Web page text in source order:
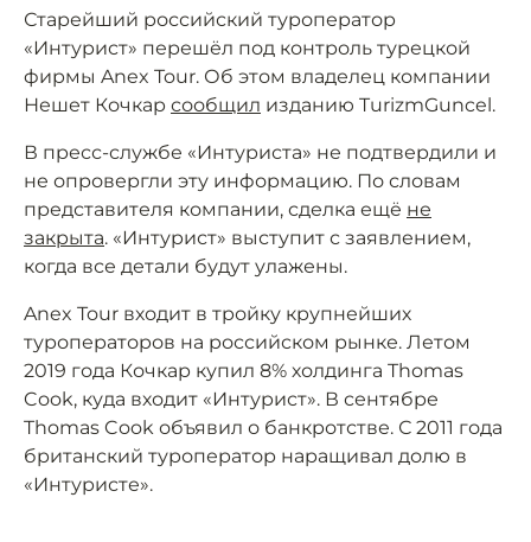
Старейший российский туроператор
«Интурист» перешёл под контроль турецкой
фирмы Anex Tour. Об этом владелец компании
Нешет Кочкар сообщил изданию TurizmGuncel.
В пресс-службе «Интуриста» не подтвердили и
не опровергли эту информацию. По словам
представителя компании, сделка ещё не
закрыта. «Интурист» выступит с заявлением,
когда все детали будут улажены.
Anex Tour входит в тройку крупнейших
туроператоров на российском рынке. Летом
2019 года Кочкар купил 8% холдинга Thomas
Cook, куда входит «Интурист». В сентябре
Thomas Cook объявил о банкротстве. С 2011 года
британский туроператор наращивал долю в
«Интуристе».